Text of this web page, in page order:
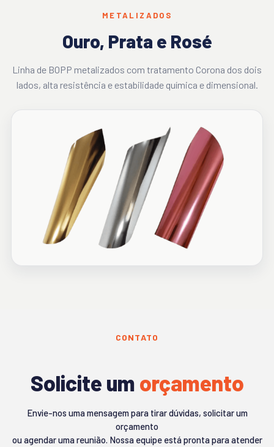
METALIZADOS
Ouro, Prata e Rosé
Linha de BOPP metalizados com tratamento Corona dos dois
lados, alta resistência e estabilidade química e dimensional.
CONTATO
Solicite um orçamento
Envie-nos uma mensagem para tirar dúvidas, solicitar um
orçamento
ou agendar uma reunião. Nossa equipe está pronta para atender